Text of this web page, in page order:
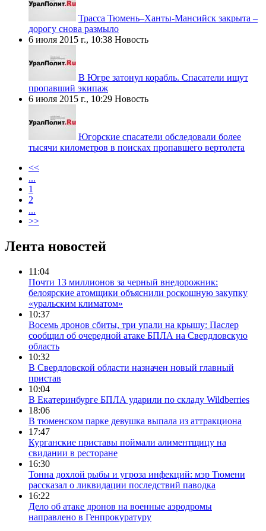
Трасса Тюмень–Ханты-Мансийск закрыта –
дорогу снова размыло
6 июля 2015 г., 10:38 Новость
В Югре затонул корабль. Спасатели ищут
пропавший экипаж
6 июля 2015 г., 10:29 Новость
Югорские спасатели обследовали более
тысячи километров в поисках пропавшего вертолета
<<
...
1
2
...
>>
Лента новостей
11:04
Почти 13 миллионов за черный внедорожник:
белоярские атомщики объяснили роскошную закупку
«уральским климатом»
10:37
Восемь дронов сбиты, три упали на крышу: Паслер
сообщил об очередной атаке БПЛА на Свердловскую
область
10:32
В Свердловской области назначен новый главный
пристав
10:04
В Екатеринбурге БПЛА ударили по складу Wildberries
18:06
В тюменском парке девушка выпала из аттракциона
17:47
Курганские приставы поймали алиментщицу на
свидании в ресторане
16:30
Тонна дохлой рыбы и угроза инфекций: мэр Тюмени
рассказал о ликвидации последствий паводка
16:22
Дело об атаке дронов на военные аэродромы
направлено в Генпрокуратуру